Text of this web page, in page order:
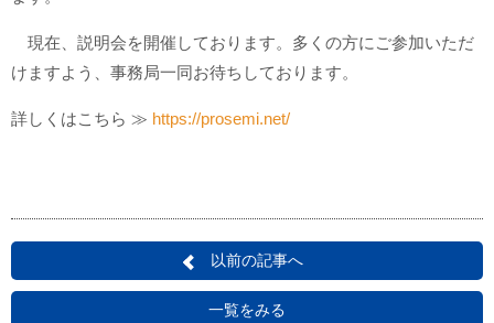
現在、説明会を開催しております。多くの方にご参加いただ
けますよう、事務局一同お待ちしております。
詳しくはこちら ≫ https://prosemi.net/
以前の記事へ
一覧をみる